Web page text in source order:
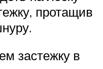
протащив
застежку в